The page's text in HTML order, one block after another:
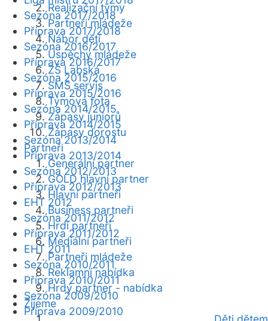
Realizační týmy
Partneři mládeže
Nábor dětí
Úspěchy mládeže
ZŠ Labská
SMS servis
Týmová fota
Zápasy juniorů
Zápasy dorostu
Partneři
Generální partner
GOLD hlavní partner
Hlavní partneři
Business partneři
Hrdí partneři
Mediální partneři
Partneři mládeže
Reklamní nabídka
Hrdý partner - nabídka
Žijeme
Sezóna 2017/2018
Příprava 2017/2018
Sezóna 2016/2017
Příprava 2016/2017
Sezóna 2015/2016
Příprava 2015/2016
Sezóna 2014/2015
Příprava 2014/2015
Sezóna 2013/2014
Příprava 2013/2014
Sezóna 2012/2013
Příprava 2012/2013
EHT 2012
Sezóna 2011/2012
Příprava 2011/2012
EHT 2011
Sezóna 2010/2011
Příprava 2010/2011
Sezóna 2009/2010
Příprava 2009/2010